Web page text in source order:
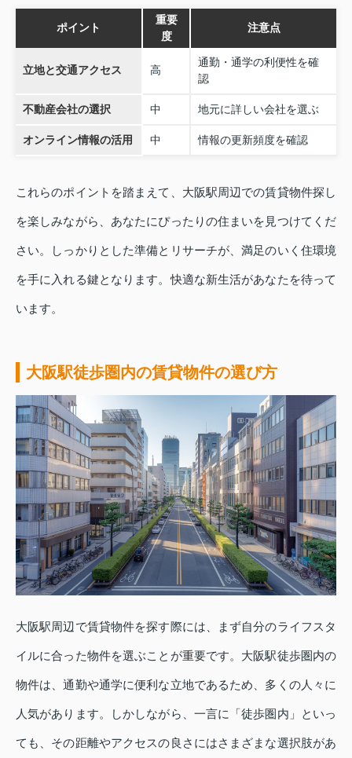
ポイント
重要
度
注意点
立地と交通アクセス 高
通勤・通学の利便性を確
認
不動産会社の選択 中 地元に詳しい会社を選ぶ
オンライン情報の活用 中 情報の更新頻度を確認
これらのポイントを踏まえて、大阪駅周辺での賃貸物件探し
を楽しみながら、あなたにぴったりの住まいを見つけてくだ
さい。しっかりとした準備とリサーチが、満足のいく住環境
を手に入れる鍵となります。快適な新生活があなたを待って
います。
大阪駅徒歩圏内の賃貸物件の選び方
大阪駅周辺で賃貸物件を探す際には、まず自分のライフスタ
イルに合った物件を選ぶことが重要です。大阪駅徒歩圏内の
物件は、通勤や通学に便利な立地であるため、多くの人々に
人気があります。しかしながら、一言に「徒歩圏内」といっ
ても、その距離やアクセスの良さにはさまざまな選択肢があ